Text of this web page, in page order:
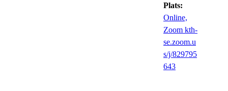
Plats:
Online,
Zoom kth-
se.zoom.u
s/j/829795
643